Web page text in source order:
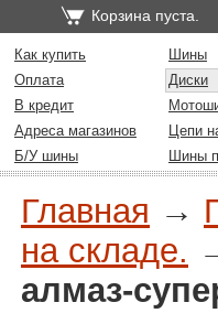
Корзина пуста.
Как купить
Шины
Оплата
Диски
В кредит
Адреса магазинов
Цепи
Б/У шины
Шины
Главная →
на складе.
алмаз-